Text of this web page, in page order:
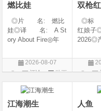
燃比娃
◎片 名: 燃比
娃◎译 名: A St
ory About Fire◎年
地: 中国大陆◎
类 别: 动画 / 奇
汉语普通话◎上映
日期: 202
2026-08-07
评论
动画
片
双枪
◎标
红娘
剧情 /
上映日
链接
江海潮生 人鱼